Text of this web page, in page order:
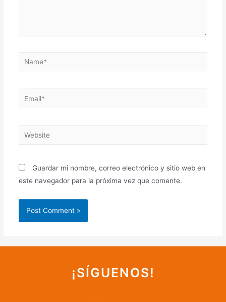
Guardar mi nombre, correo electrónico y sitio web en
este navegador para la próxima vez que comente.
¡SÍGUENOS!